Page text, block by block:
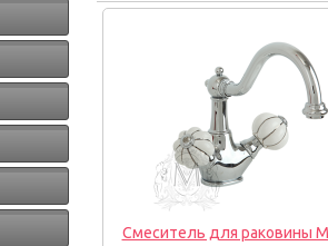
Смеситель для раковины